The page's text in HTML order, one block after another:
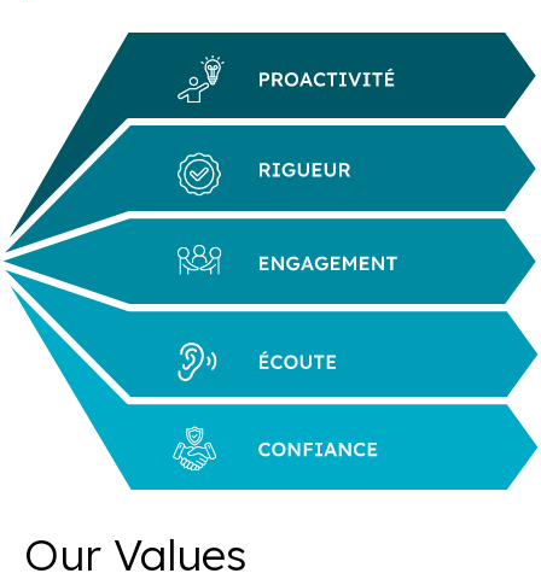
Our Values